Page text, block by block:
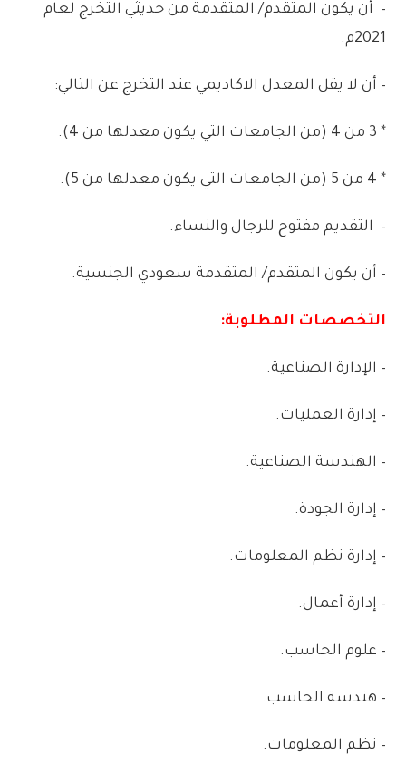
– أن يكون المتقدم/ المتقدمة من حديثي التخرج لعام
2021م.
– أن لا يقل المعدل الاكاديمي عند التخرج عن التالي:
* 3 من (من الجامعات التي يكون معدلها من )
.
* 4 من (من الجامعات التي يكون معدلها من )
.
– التقديم مفتوح للرجال والنساء.
– أن يكون المتقدم/ المتقدمة سعودي الجنسية.
التخصصات المطلوبة:
– الإدارة الصناعية.
– إدارة العمليات.
– الهندسة الصناعية.
– إدارة الجودة.
– إدارة نظم المعلومات.
– إدارة أعمال.
– علوم الحاسب.
– هندسة الحاسب.
– نظم المعلومات.